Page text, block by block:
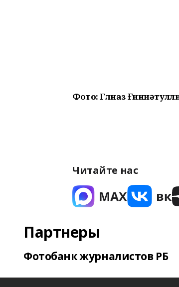
Фото: Гөлназ
Читайте нас
Партнеры
Фотобанк журналистов РБ